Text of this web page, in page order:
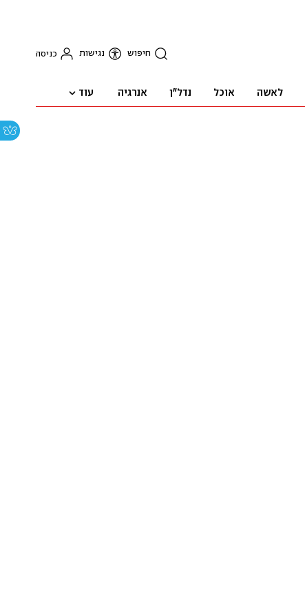
חיפוש נגישות כניסה
לאשה אוכל נדל"ן אנרגיה עוד